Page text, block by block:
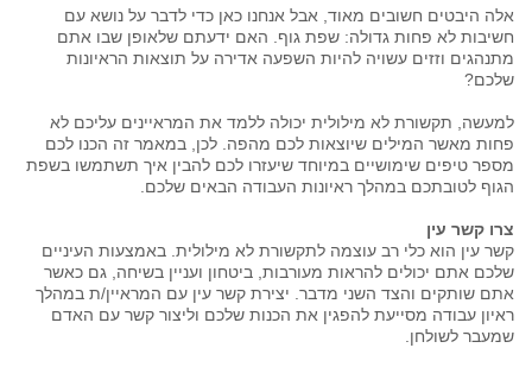
אלה היבטים חשובים מאוד, אבל אנחנו כאן כדי לדבר על נושא עם
חשיבות לא פחות גדולה: שפת גוף. האם ידעתם שלאופן שבו אתם
מתנהגים וזזים עשויה להיות השפעה אדירה על תוצאות הראיונות
שלכם?
למעשה, תקשורת לא מילולית יכולה ללמד את המראיינים עליכם לא
פחות מאשר המילים שיוצאות לכם מהפה. לכן, במאמר זה הכנו לכם
מספר טיפים שימושיים במיוחד שיעזרו לכם להבין איך תשתמשו בשפת
הגוף לטובתכם במהלך ראיונות העבודה הבאים שלכם.
צרו קשר עין
קשר עין הוא כלי רב עוצמה לתקשורת לא מילולית. באמצעות העיניים
שלכם אתם יכולים להראות מעורבות, ביטחון ועניין בשיחה, גם כאשר
אתם שותקים והצד השני מדבר. יצירת קשר עין עם המראיין/ת במהלך
ראיון עבודה מסייעת להפגין את הכנות שלכם וליצור קשר עם האדם
שמעבר לשולחן.